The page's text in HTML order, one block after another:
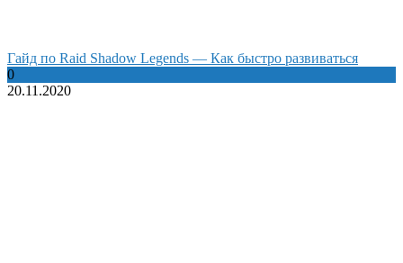
Гайд по Raid Shadow Legends — Как быстро развиваться
0
20.11.2020